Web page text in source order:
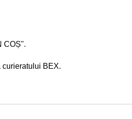
COȘ".
curieratului BEX.